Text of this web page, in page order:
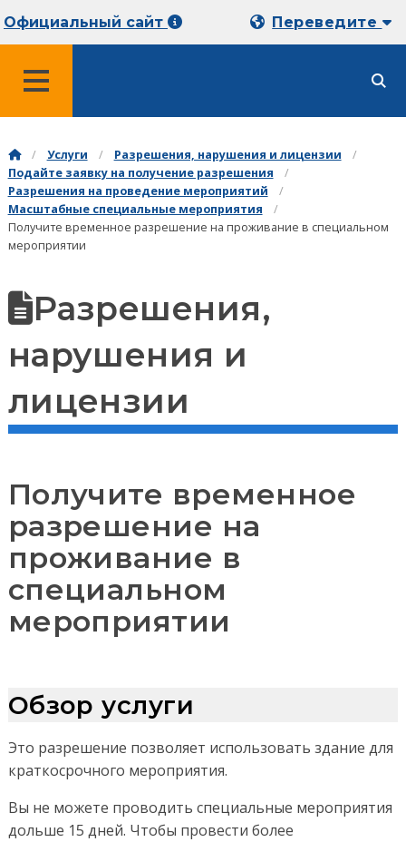
Официальный сайт Переведите
Услуги
Разрешения, нарушения и лицензии
Подайте заявку на получение разрешения
Разрешения на проведение мероприятий
Масштабные специальные мероприятия
Получите временное разрешение на проживание в специальном
мероприятии
Разрешения,
нарушения и
лицензии
Получите временное
разрешение на
проживание в
специальном
мероприятии
Обзор услуги
Это разрешение позволяет использовать здание для
краткосрочного мероприятия.
Вы не можете проводить специальные мероприятия
дольше 15 дней. Чтобы провести более